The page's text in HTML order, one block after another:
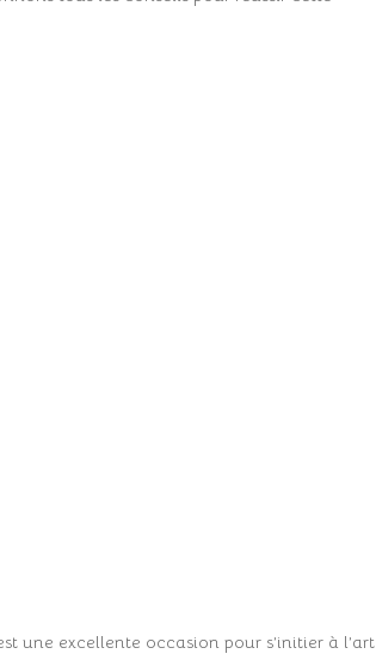
une excellente occasion pour s’initier à l’art